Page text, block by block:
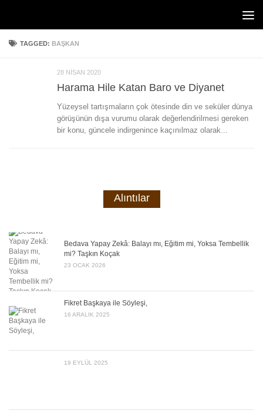
TAGGED: BAŞKAN
28 NISAN 2020
Harama Hile Katan Baro ve Diyanet
Yüzeysel tartışmaların çok ötesinde din ve seküler dünya
görüşünün dışa vurumu olarak değerlendirilmesi gereken
bir konu, güncele indirgenince kaçınılmaz olarak...
Alıntılar
Bedava Yapay Zekâ: Balayı mı, Eğitim mi, Yoksa Tembellik
mi? Taşkın Koçak
23 OCAK 2026
Fikret Başkaya ile Söyleşi,
16 ARALIK 2025
19 EYLÜL 2025